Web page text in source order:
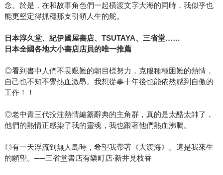
念。於是，在和故事角色們一起橫渡文字大海的同時，我似乎也
能更堅定得抓穩那支引領人生的舵。
日本淳久堂、紀伊國屋書店、TSUTAYA、三省堂……
日本全國各地大小書店店員的唯一推薦
◎看到書中人們不畏艱難的朝目標努力，克服種種困難的熱情，
自己也不知不覺熱血激昂。我想從事十年後也能依然感到自傲的
工作！！
◎老中青三代投注熱情編纂辭典的主角群，真的是太酷太帥了，
他們的熱情正感染了我的靈魂，我也跟著他們熱血沸騰。
◎有一天浮流到無人島時，希望我帶著《大渡海》。這是我來生
的願望。──三省堂書店有樂町店‧新井見枝香